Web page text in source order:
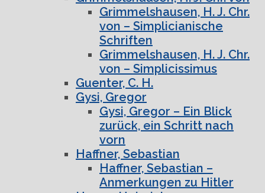
Grimmelshausen, H. J. Chr.
von – Simplicianische
Schriften
Grimmelshausen, H. J. Chr.
von – Simplicissimus
Guenter, C. H.
Gysi, Gregor
Gysi, Gregor – Ein Blick
zurück, ein Schritt nach
vorn
Haffner, Sebastian
Haffner, Sebastian –
Anmerkungen zu Hitler